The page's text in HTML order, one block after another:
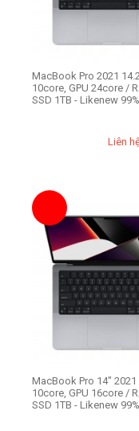
MacBook Pro 2021
10core, GPU 24core /
SSD 1TB - Likenew 99%
Liên
MacBook Pro 14" 2021
10core, GPU 16core /
SSD 1TB - Likenew 99%